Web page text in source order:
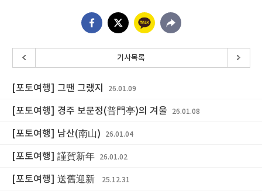
기사목록
[포토여행] 그땐 그랬지 26.01.09
[포토여행] 경주 보문정(普門亭)의 겨울 26.01.08
[포토여행] 남산(南山) 26.01.04
[포토여행] 謹賀新年 26.01.02
[포토여행] 送舊迎新 25.12.31